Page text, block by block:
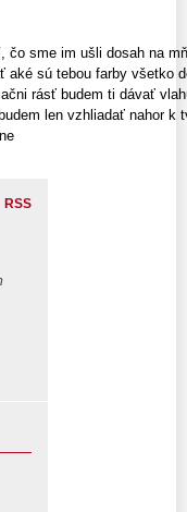
čo sme im ušli dosah na
aké sú tebou farby všetko
rásť budem ti dávať
len vzhliadať nahor k
RSS